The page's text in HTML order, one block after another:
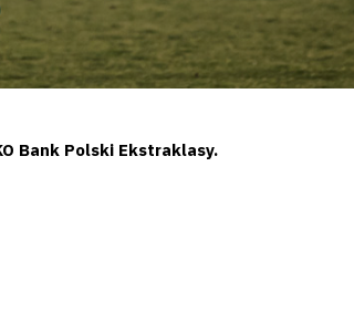
Bank Polski Ekstraklasy.